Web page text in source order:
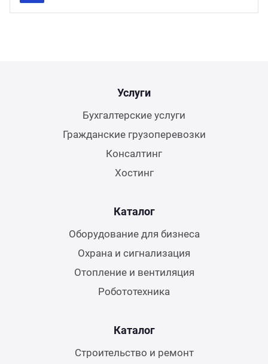
Услуги
Бухгалтерские услуги
Гражданские грузоперевозки
Консалтинг
Хостинг
Каталог
Оборудование для бизнеса
Охрана и сигнализация
Отопление и вентиляция
Робототехника
Каталог
Строительство и ремонт